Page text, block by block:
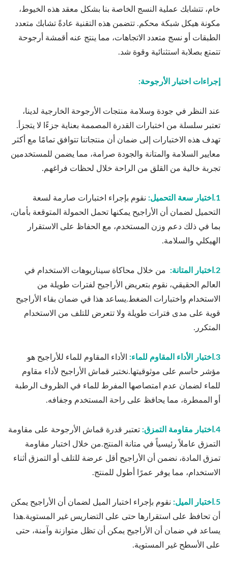
خام، تتشابك عملية النسج الخاصة بنا بشكل معقد هذه الخيوط،
مكونة هيكل شبكة محكم. تتضمن هذه التقنية عادةً تشابك متعدد
الطبقات أو نسج متعدد الاتجاهات، مما ينتج عنه أقمشة أرجوحة
تتمتع بصلابة استثنائية وقوة شد.
إجراءات اختبار الأرجوحة:
عند النظر في جودة وسلامة منتجات الأرجوحة الخارجية لدينا،
تعتبر سلسلة من اختبارات القدرة المصممة بعناية جزءًا لا يتجزأ.
تهدف هذه الاختبارات إلى ضمان أن منتجاتنا تتوافق تمامًا مع أكثر
معايير السلامة والمتانة والجودة صرامة، مما يضمن للمستخدمين
تجربة خالية من القلق من الراحة خلال لحظات فراغهم.
1.اختبار سعة التحميل:
نقوم بإجراء اختبارات صارمة لسعة
التحميل لضمان أن الأراجيح يمكنها تحمل الحمولة المتوقعة بأمان،
بما في ذلك دعم وزن المستخدم، مع الحفاظ على الاستقرار
الهيكلي والسلامة.
2.اختبار المتانة:
من خلال محاكاة سيناريوهات الاستخدام في
العالم الحقيقي، نقوم بتعريض الأراجيح لفترات طويلة من
الاستخدام واختبارات الضغط.يساعد هذا في ضمان بقاء الأراجيح
قوية على مدى فترات طويلة ولا تتعرض للتلف من الاستخدام
المتكرر.
3.اختبار الأداء المقاوم للماء:
الأداء المقاوم للماء للأراجيح هو
مؤشر حاسم على موثوقيتها.نختبر قماش الأراجيح لأداء مقاوم
للماء لضمان عدم امتصاصها المفرط للماء في الظروف الرطبة
أو الممطرة، مما يحافظ على راحة المستخدم وجفافه.
4.اختبار مقاومة التمزق:
تعتبر قدرة قماش الأرجوحة على مقاومة
التمزق عاملاً رئيسياً في متانة المنتج.من خلال اختبار مقاومة
تمزق المادة، نضمن أن الأراجيح أقل عرضة للتلف أو التمزق أثناء
الاستخدام، مما يوفر عمرًا أطول للمنتج.
5.اختبار الميل:
نقوم بإجراء اختبار الميل لضمان أن الأراجيح يمكن
أن تحافظ على استقرارها حتى على التضاريس غير المستوية.هذا
يساعد في ضمان أن الأراجيح يمكن أن تظل متوازنة وآمنة، حتى
على الأسطح غير المستوية.